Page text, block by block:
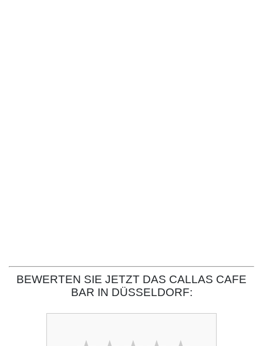
BEWERTEN SIE JETZT DAS CALLAS CAFE
BAR IN DÜSSELDORF: